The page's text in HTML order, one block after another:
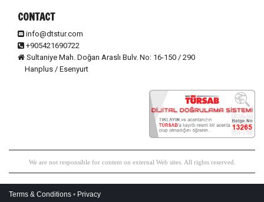
CONTACT
info@dtstur.com
+905421690722
Sultaniye Mah. Doğan Araslı Bulv. No: 16-150 / 290
Hanplus / Esenyurt
We are not responsible for content on external Web sites. All rights reserved.
Terms & Conditions • Privacy